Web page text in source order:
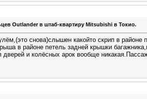
Outlander в штаб-квартиру Mitsubishi в Токио.
снова)слышен какойто скрип в
в районе петель задней крышки
и колёсных арок вообще